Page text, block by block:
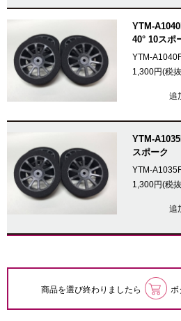
YTM-
40° 10スポ
YTM-
1,300円(税
追
YTM-
スポーク
YTM-
1,300円(税
追
商品を選び終わりましたら ボ